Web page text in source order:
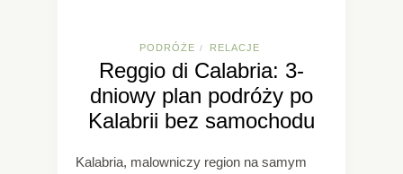
PODRÓŻE / RELACJE
Reggio di Calabria: 3-
dniowy plan podróży po
Kalabrii bez samochodu
Kalabria, malowniczy region na samym